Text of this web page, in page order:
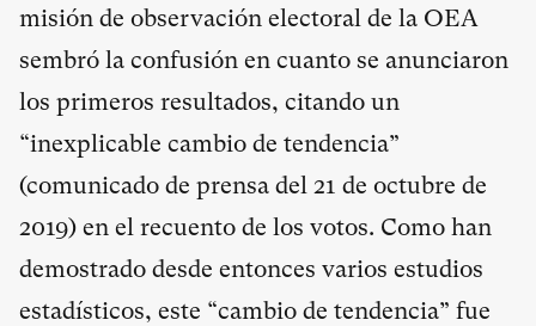
misión de observación electoral de la OEA
sembró la confusión en cuanto se anunciaron
los primeros resultados, citando un
“inexplicable cambio de tendencia”
(comunicado de prensa del 21 de octubre de
2019) en el recuento de los votos. Como han
demostrado desde entonces varios estudios
estadísticos, este “cambio de tendencia” fue